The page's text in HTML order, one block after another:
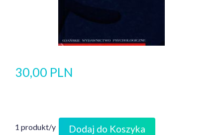
30,00 PLN
1 produkt/y Dodaj do Koszyka